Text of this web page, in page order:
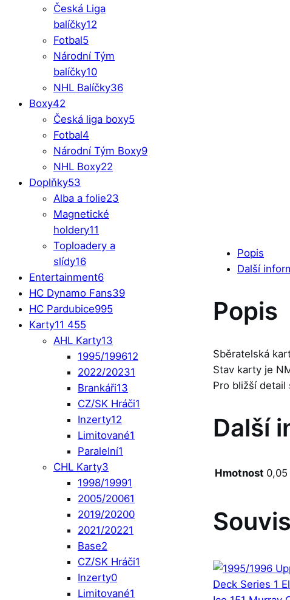
Česká Liga
balíčky12
Fotbal5
Národní Tým
balíčky10
NHL Balíčky36
Boxy42
Česká liga boxy5
Fotbal4
Národní Tým Boxy9
NHL Boxy22
Doplňky53
Alba a folie23
Magnetické
holdery11
Toploadery a
slídy16
Entertainment6
HC Dynamo Fans39
HC Pardubice995
Karty11 455
AHL Karty13
1995/199612
2022/20231
Brankáři13
CZ/SK Hráči1
Inzerty12
Limitované1
Paralelní1
CHL Karty3
1998/19991
2005/20061
2019/20200
2021/20221
Base2
CZ/SK Hráči1
Inzerty0
Limitované1
Popis
Další
Popis
Sběratelská
Stav karty je
Pro bližší
Další
Hmotnost 0,05